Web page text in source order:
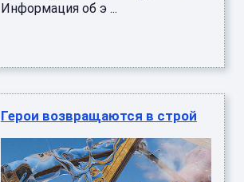
Информация об э ...
Герои возвращаются в строй